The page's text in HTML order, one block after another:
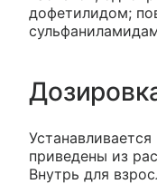
дофетилидом;
приведены из
Внутрь для